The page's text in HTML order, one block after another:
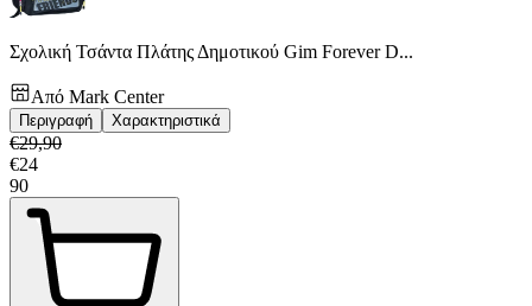
Σχολική Τσάντα Πλάτης Δημοτικού Gim Forever D...
Από Mark Center
Περιγραφή Χαρακτηριστικά
€29,90
€24
90